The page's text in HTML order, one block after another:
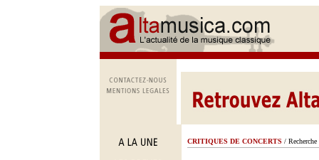
CRITIQUES DE CONCERTS /